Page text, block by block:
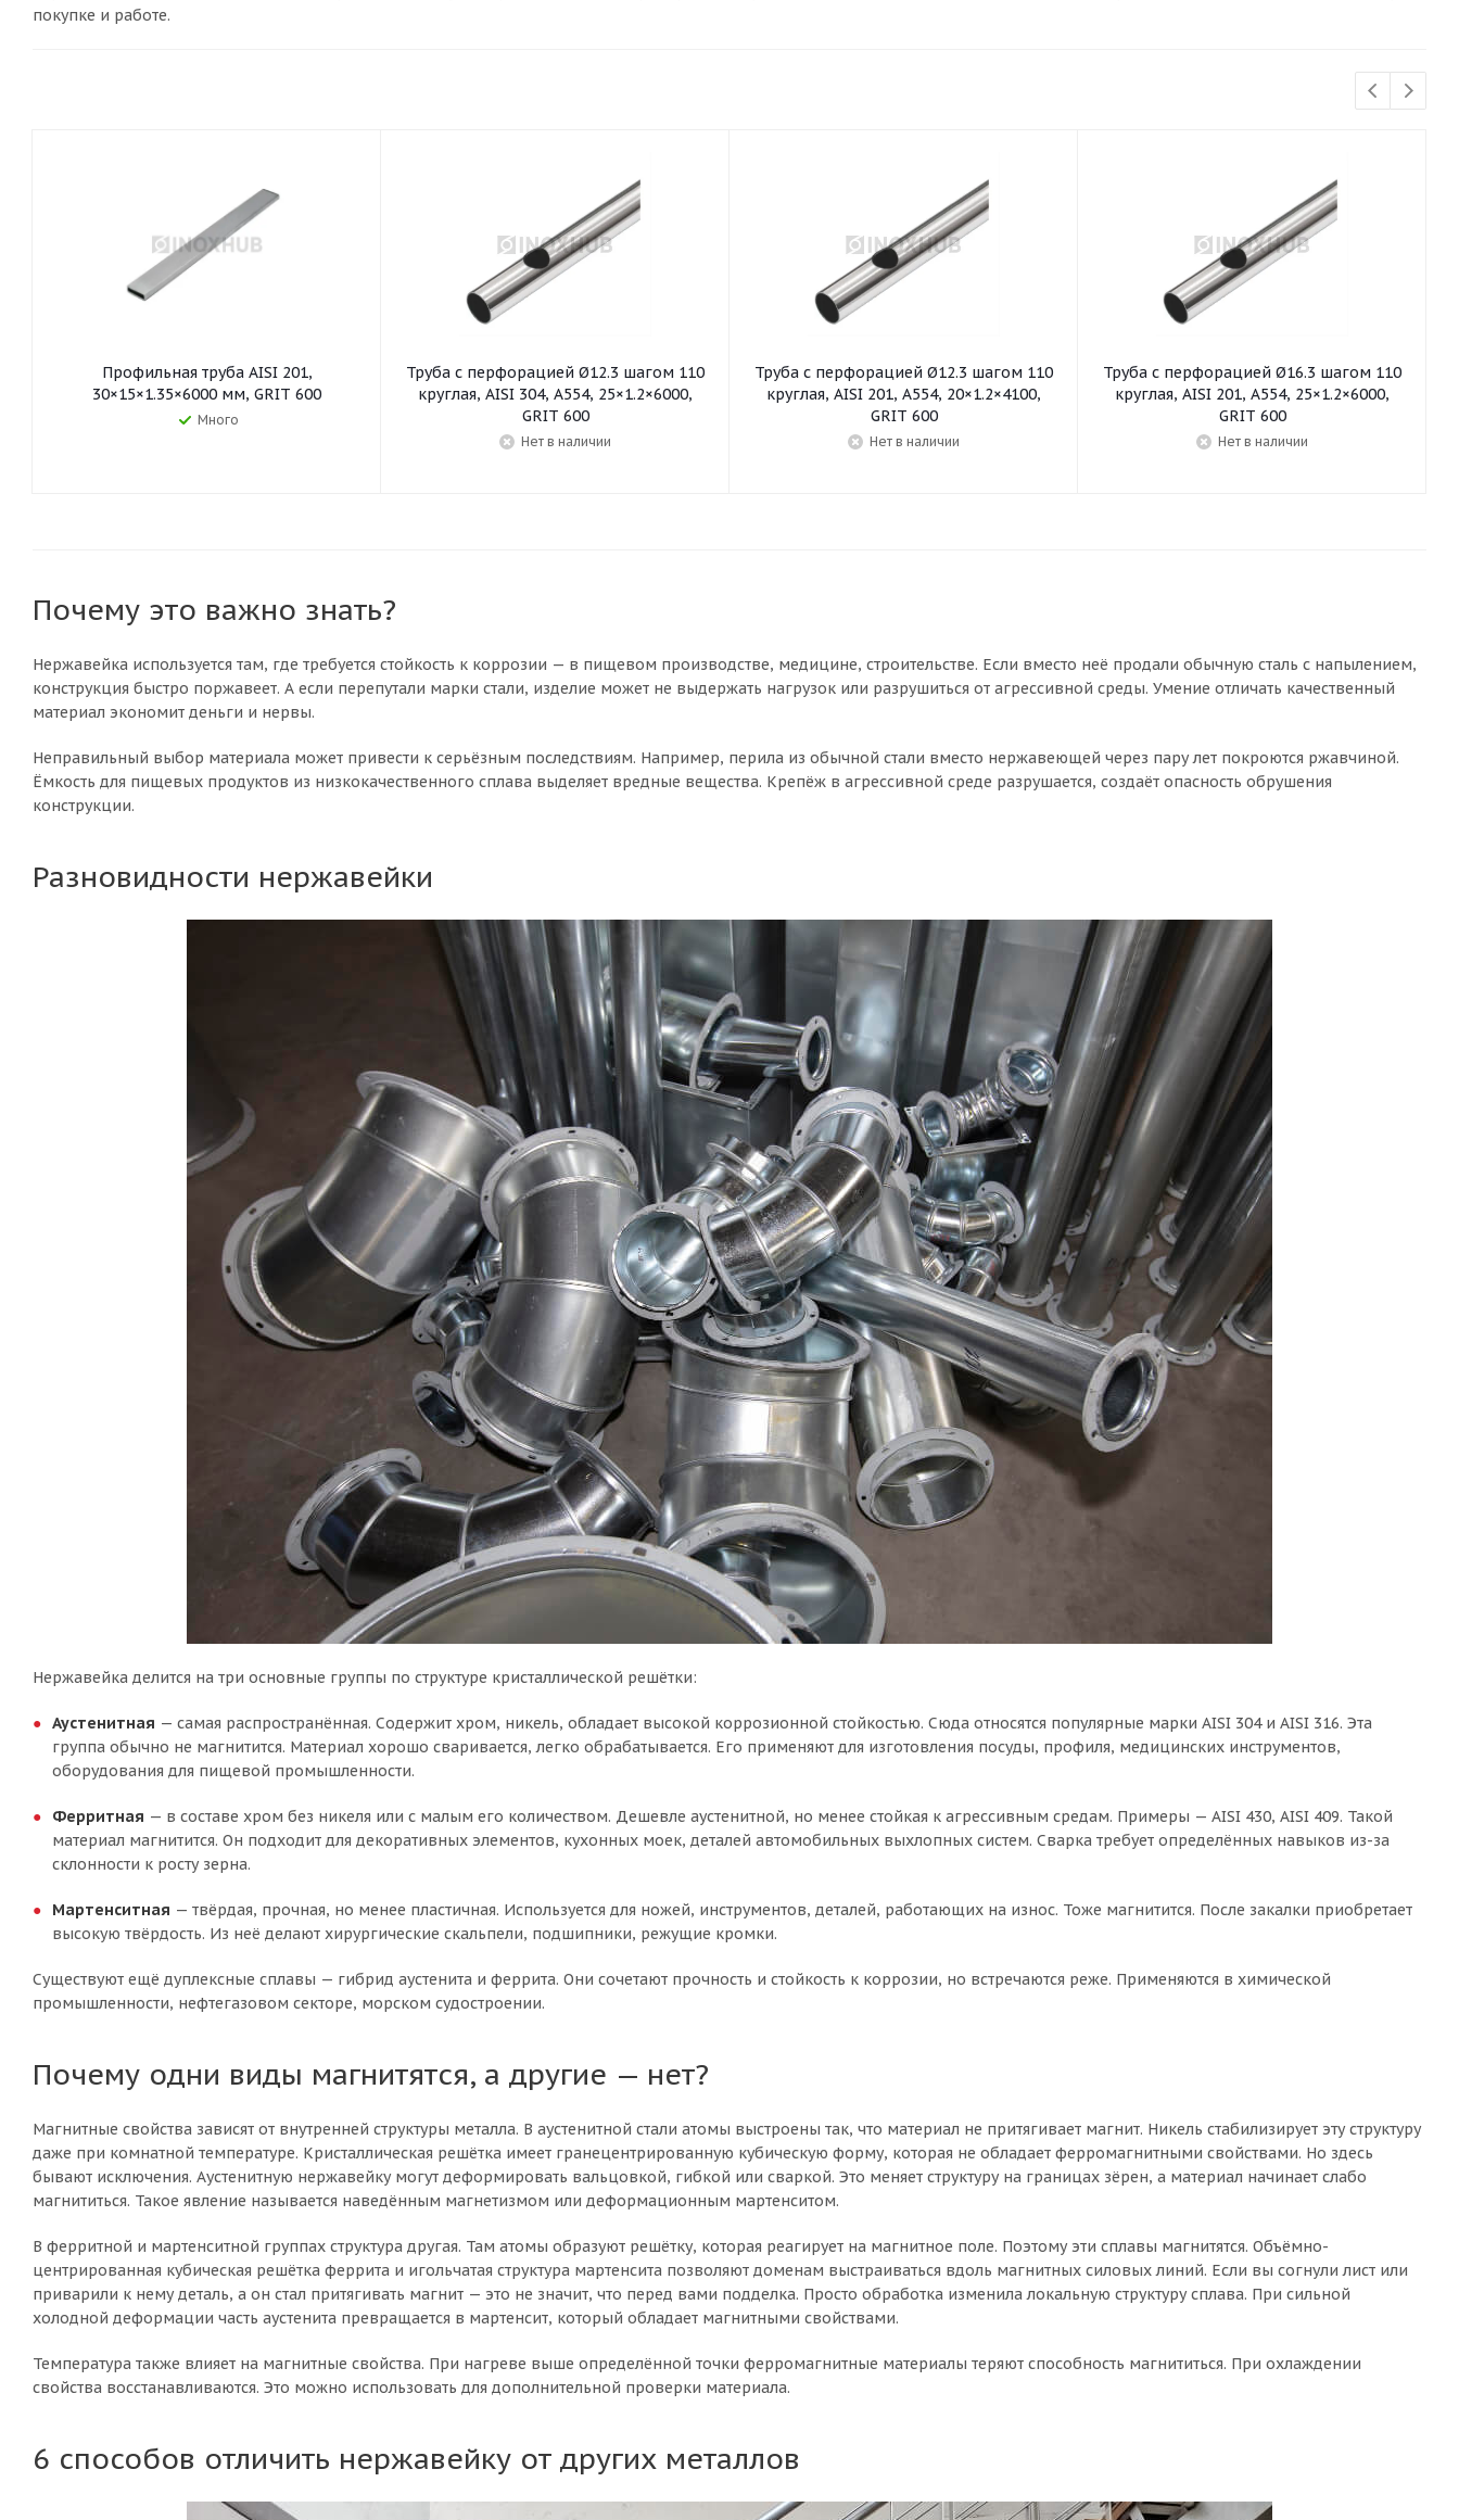
покупке и работе.
Профильная труба AISI 201,
30×15×1.35×6000 мм, GRIT 600
Много
Труба с перфорацией Ø12.3 шагом 110
круглая, AISI 304, A554, 25×1.2×6000,
GRIT 600
Нет в наличии
Труба с перфорацией Ø12.3 шагом 110
круглая, AISI 201, A554, 20×1.2×4100,
GRIT 600
Нет в наличии
Труба с перфорацией Ø16.3 шагом 110
круглая, AISI 201, A554, 25×1.2×6000,
GRIT 600
Нет в наличии
Почему это важно знать?
Нержавейка используется там, где требуется стойкость к коррозии — в пищевом производстве, медицине, строительстве. Если вместо неё продали обычную сталь с напылением,
конструкция быстро поржавеет. А если перепутали марки стали, изделие может не выдержать нагрузок или разрушиться от агрессивной среды. Умение отличать качественный
материал экономит деньги и нервы.
Неправильный выбор материала может привести к серьёзным последствиям. Например, перила из обычной стали вместо нержавеющей через пару лет покроются ржавчиной.
Ёмкость для пищевых продуктов из низкокачественного сплава выделяет вредные вещества. Крепёж в агрессивной среде разрушается, создаёт опасность обрушения
конструкции.
Разновидности нержавейки
Нержавейка делится на три основные группы по структуре кристаллической решётки:
Аустенитная — самая распространённая. Содержит хром, никель, обладает высокой коррозионной стойкостью. Сюда относятся популярные марки AISI 304 и AISI 316. Эта
группа обычно не магнитится. Материал хорошо сваривается, легко обрабатывается. Его применяют для изготовления посуды, профиля, медицинских инструментов,
оборудования для пищевой промышленности.
Ферритная — в составе хром без никеля или с малым его количеством. Дешевле аустенитной, но менее стойкая к агрессивным средам. Примеры — AISI 430, AISI 409. Такой
материал магнитится. Он подходит для декоративных элементов, кухонных моек, деталей автомобильных выхлопных систем. Сварка требует определённых навыков из-за
склонности к росту зерна.
Мартенситная — твёрдая, прочная, но менее пластичная. Используется для ножей, инструментов, деталей, работающих на износ. Тоже магнитится. После закалки приобретает
высокую твёрдость. Из неё делают хирургические скальпели, подшипники, режущие кромки.
Существуют ещё дуплексные сплавы — гибрид аустенита и феррита. Они сочетают прочность и стойкость к коррозии, но встречаются реже. Применяются в химической
промышленности, нефтегазовом секторе, морском судостроении.
Почему одни виды магнитятся, а другие — нет?
Магнитные свойства зависят от внутренней структуры металла. В аустенитной стали атомы выстроены так, что материал не притягивает магнит. Никель стабилизирует эту структуру
даже при комнатной температуре. Кристаллическая решётка имеет гранецентрированную кубическую форму, которая не обладает ферромагнитными свойствами. Но здесь
бывают исключения. Аустенитную нержавейку могут деформировать вальцовкой, гибкой или сваркой. Это меняет структуру на границах зёрен, а материал начинает слабо
магнититься. Такое явление называется наведённым магнетизмом или деформационным мартенситом.
В ферритной и мартенситной группах структура другая. Там атомы образуют решётку, которая реагирует на магнитное поле. Поэтому эти сплавы магнитятся. Объёмно-
центрированная кубическая решётка феррита и игольчатая структура мартенсита позволяют доменам выстраиваться вдоль магнитных силовых линий. Если вы согнули лист или
приварили к нему деталь, а он стал притягивать магнит — это не значит, что перед вами подделка. Просто обработка изменила локальную структуру сплава. При сильной
холодной деформации часть аустенита превращается в мартенсит, который обладает магнитными свойствами.
Температура также влияет на магнитные свойства. При нагреве выше определённой точки ферромагнитные материалы теряют способность магнититься. При охлаждении
свойства восстанавливаются. Это можно использовать для дополнительной проверки материала.
6 способов отличить нержавейку от других металлов